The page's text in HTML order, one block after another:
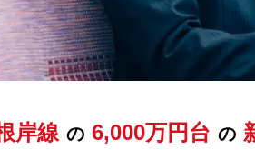
岸線 の 6,000万円台 の